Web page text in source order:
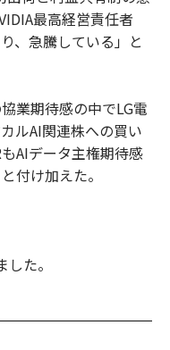
最高経営責任者
、急騰している」と
業期待感の中でLG電
ルAI関連株への買い
AIデータ主権期待感
付け加えた。
た。